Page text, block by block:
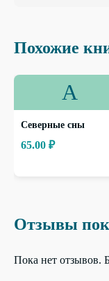
Похожие
А
Северные сны
65.00 ₽
Отзывы
Пока нет отзывов.